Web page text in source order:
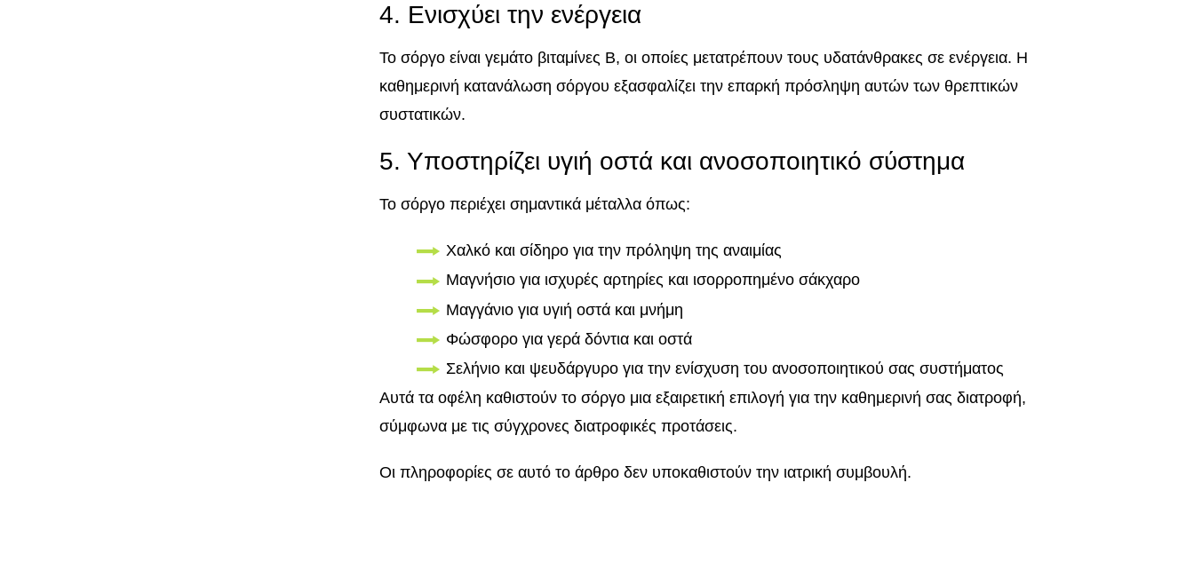
4. Ενισχύει την ενέργεια
Το σόργο είναι γεμάτο βιταμίνες B, οι οποίες μετατρέπουν τους υδατάνθρακες σε ενέργεια. Η
καθημερινή κατανάλωση σόργου εξασφαλίζει την επαρκή πρόσληψη αυτών των θρεπτικών
συστατικών.
5. Υποστηρίζει υγιή οστά και ανοσοποιητικό σύστημα
Το σόργο περιέχει σημαντικά μέταλλα όπως:
Χαλκό και σίδηρο για την πρόληψη της αναιμίας
Μαγνήσιο για ισχυρές αρτηρίες και ισορροπημένο σάκχαρο
Μαγγάνιο για υγιή οστά και μνήμη
Φώσφορο για γερά δόντια και οστά
Σελήνιο και ψευδάργυρο για την ενίσχυση του ανοσοποιητικού σας συστήματος
Αυτά τα οφέλη καθιστούν το σόργο μια εξαιρετική επιλογή για την καθημερινή σας διατροφή,
σύμφωνα με τις σύγχρονες διατροφικές προτάσεις.
Οι πληροφορίες σε αυτό το άρθρο δεν υποκαθιστούν την ιατρική συμβουλή.